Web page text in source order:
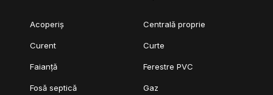
Acoperiș Centrală proprie
Curent Curte
Faianță Ferestre PVC
Fosă septică Gaz